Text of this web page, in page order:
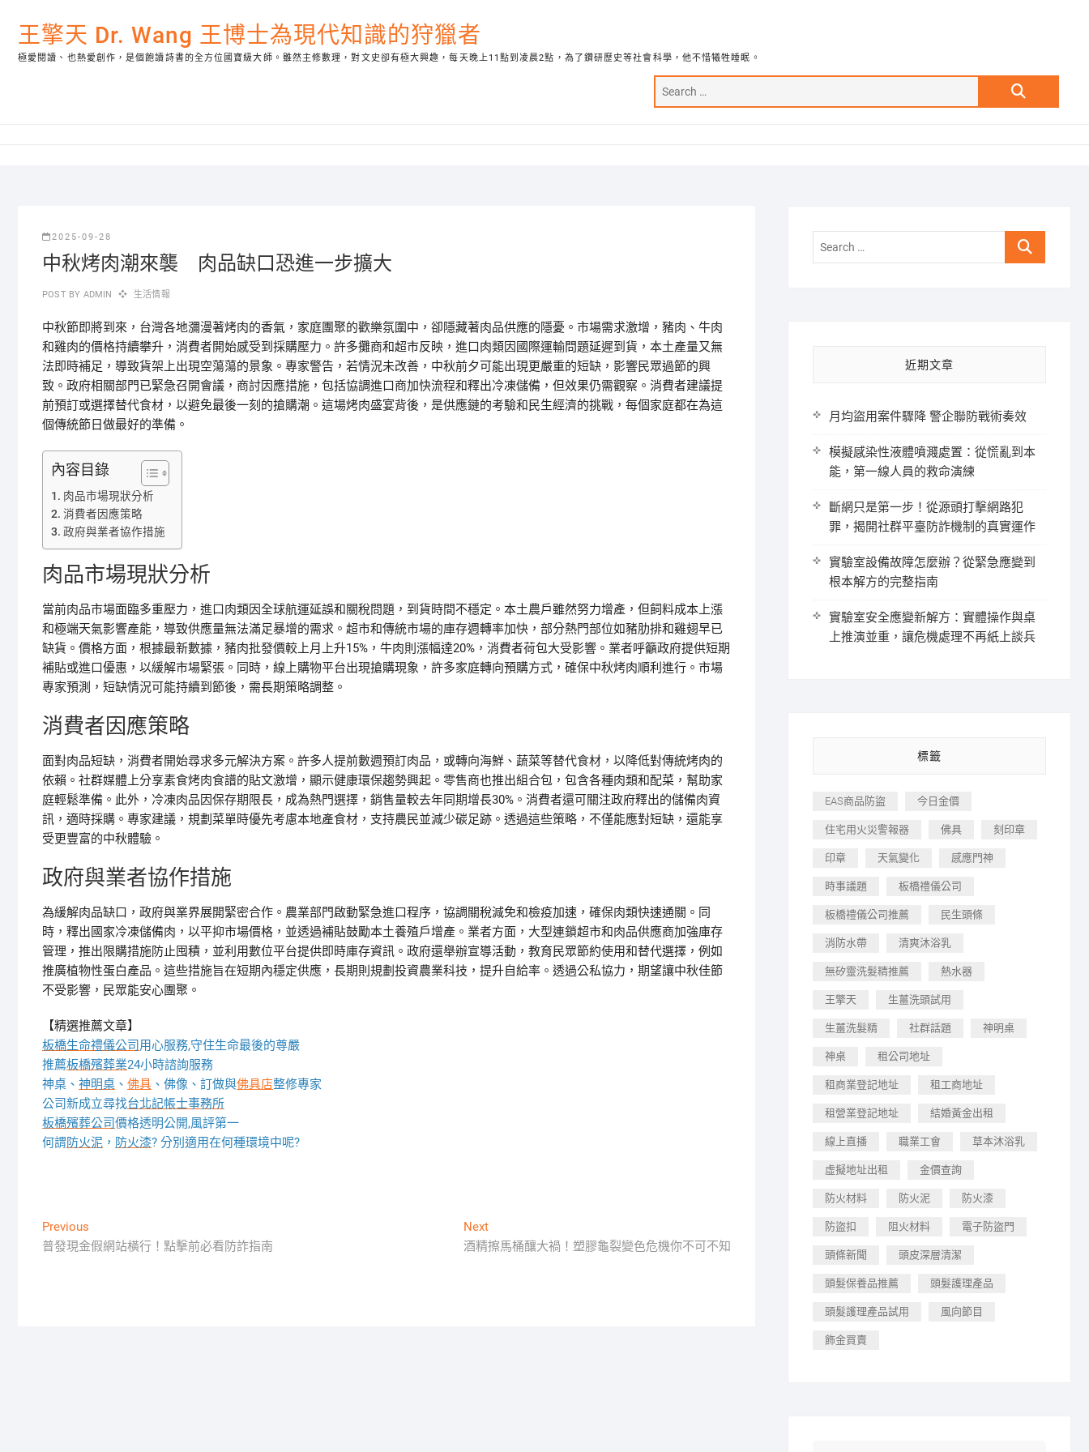
content王擎天 Dr. Wang 王博士為現代知識的狩獵者
極愛閱讀、也熱愛創作，是個飽讀詩書的全方位國寶級大師。雖然主修數理，對文史卻有極大興趣，每天晚上11點到凌晨2點，為了鑽研歷史等社會科學，他不惜犧牲睡眠。
Search
2025-09-28
中秋烤肉潮來襲 肉品缺口恐進一步擴大
POST BY ADMIN 生活情報
中秋節即將到來，台灣各地瀰漫著烤肉的香氣，家庭團聚的歡樂氛圍中，卻隱藏著肉品供應的隱憂。市場需求激增，豬肉、牛肉
和雞肉的價格持續攀升，消費者開始感受到採購壓力。許多攤商和超市反映，進口肉類因國際運輸問題延遲到貨，本土產量又無
法即時補足，導致貨架上出現空蕩蕩的景象。專家警告，若情況未改善，中秋前夕可能出現更嚴重的短缺，影響民眾過節的興
致。政府相關部門已緊急召開會議，商討因應措施，包括協調進口商加快流程和釋出冷凍儲備，但效果仍需觀察。消費者建議提
前預訂或選擇替代食材，以避免最後一刻的搶購潮。這場烤肉盛宴背後，是供應鏈的考驗和民生經濟的挑戰，每個家庭都在為這
個傳統節日做最好的準備。
內容目錄
肉品市場現狀分析
消費者因應策略
政府與業者協作措施
肉品市場現狀分析
當前肉品市場面臨多重壓力，進口肉類因全球航運延誤和關稅問題，到貨時間不穩定。本土農戶雖然努力增產，但飼料成本上漲
和極端天氣影響產能，導致供應量無法滿足暴增的需求。超市和傳統市場的庫存週轉率加快，部分熱門部位如豬肋排和雞翅早已
缺貨。價格方面，根據最新數據，豬肉批發價較上月上升15%，牛肉則漲幅達20%，消費者荷包大受影響。業者呼籲政府提供短期
補貼或進口優惠，以緩解市場緊張。同時，線上購物平台出現搶購現象，許多家庭轉向預購方式，確保中秋烤肉順利進行。市場
專家預測，短缺情況可能持續到節後，需長期策略調整。
消費者因應策略
面對肉品短缺，消費者開始尋求多元解決方案。許多人提前數週預訂肉品，或轉向海鮮、蔬菜等替代食材，以降低對傳統烤肉的
依賴。社群媒體上分享素食烤肉食譜的貼文激增，顯示健康環保趨勢興起。零售商也推出組合包，包含各種肉類和配菜，幫助家
庭輕鬆準備。此外，冷凍肉品因保存期限長，成為熱門選擇，銷售量較去年同期增長30%。消費者還可關注政府釋出的儲備肉資
訊，適時採購。專家建議，規劃菜單時優先考慮本地產食材，支持農民並減少碳足跡。透過這些策略，不僅能應對短缺，還能享
受更豐富的中秋體驗。
政府與業者協作措施
為緩解肉品缺口，政府與業界展開緊密合作。農業部門啟動緊急進口程序，協調關稅減免和檢疫加速，確保肉類快速通關。同
時，釋出國家冷凍儲備肉，以平抑市場價格，並透過補貼鼓勵本土養殖戶增產。業者方面，大型連鎖超市和肉品供應商加強庫存
管理，推出限購措施防止囤積，並利用數位平台提供即時庫存資訊。政府還舉辦宣導活動，教育民眾節約使用和替代選擇，例如
推廣植物性蛋白產品。這些措施旨在短期內穩定供應，長期則規劃投資農業科技，提升自給率。透過公私協力，期望讓中秋佳節
不受影響，民眾能安心團聚。
【精選推薦文章】
板橋生命禮儀公司用心服務,守住生命最後的尊嚴
推薦板橋殯葬業24小時諮詢服務
神桌、 神明桌 、 佛具 、佛像、訂做與佛具店整修專家
公司新成立尋找台北記帳士事務所
板橋殯葬公司價格透明公開,風評第一
何謂防火泥 ， 防火漆? 分別適用在何種環境中呢?
文
章
Previous
post:
普發現金假網站橫行！點擊前必看防詐指南
NextNext
post:
酒精擦馬桶釀大禍！塑膠龜裂變色危機你不可不知
Search
近期文章
月均盜用案件驟降 警企聯防戰術奏效
模擬感染性液體噴濺處置：從慌亂到本
能，第一線人員的救命演練
斷網只是第一步！從源頭打擊網路犯
罪，揭開社群平臺防詐機制的真實運作
實驗室設備故障怎麼辦？從緊急應變到
根本解方的完整指南
實驗室安全應變新解方：實體操作與桌
上推演並重，讓危機處理不再紙上談兵
標籤
EAS商品防盜 今日金價
住宅用火災警報器 佛具 刻印章
印章 天氣變化 感應門神
時事議題 板橋禮儀公司
板橋禮儀公司推薦 民生頭條
消防水帶 清爽沐浴乳
無矽靈洗髮精推薦 熱水器
王擎天 生薑洗頭試用
生薑洗髮精 社群話題 神明桌
神桌 租公司地址
租商業登記地址 租工商地址
租營業登記地址 結婚黃金出租
線上直播 職業工會 草本沐浴乳
虛擬地址出租 金價查詢
防火材料 防火泥 防火漆
防盜扣 阻火材料 電子防盜門
頭條新聞 頭皮深層清潔
頭髮保養品推薦 頭髮護理產品
頭髮護理產品試用 風向節目
飾金買賣